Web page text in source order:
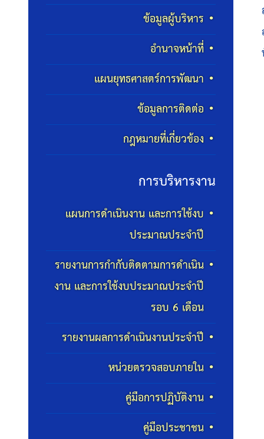
ข้อมูลผู้บริหาร
อำนาจหน้าที่
แผนยุทธศาสตร์การพัฒนา
ข้อมูลการติดต่อ
กฎหมายที่เกี่ยวข้อง
การบริหารงาน
แผนการดำเนินงาน และการใช้งบ
ประมาณประจำปี
รายงานการกำกับติดตามการดำเนิน
งาน และการใช้งบประมาณประจำปี
รอบ 6 เดือน
รายงานผลการดำเนินงานประจำปี
หน่วยตรวจสอบภายใน
คู่มือการปฏิบัติงาน
คู่มือประชาชน